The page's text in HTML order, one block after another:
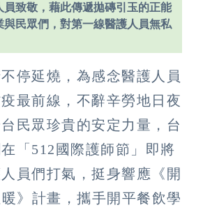
員致敬，藉此傳遞拋磚引玉的正能
與民眾們，對第一線醫護人員無私
停延燒，為感念醫護人員
最前線，不辭辛勞地日夜
民眾珍貴的安定力量，台
「512國際護師節」即將
員們打氣，挺身響應《開
》計畫，攜手開平餐飲學